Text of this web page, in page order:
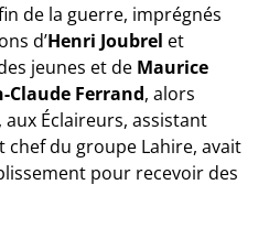
de la guerre, imprégnés
d’Henri Joubrel et
jeunes et de Maurice
Claude Ferrand, alors
Éclaireurs, assistant
chef du groupe Lahire, avait
pour recevoir des